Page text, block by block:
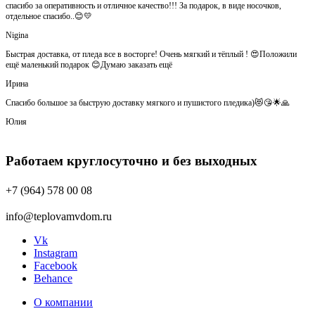
спасибо за оперативность и отличное качество!!! За подарок, в виде носочков,
отдельное спасибо..😊💛
Nigina
Быстрая доставка, от пледа все в восторге! Очень мягкий и тёплый ! 😍Положили
ещё маленький подарок 😊Думаю заказать ещё
Ирина
Спасибо большое за быструю доставку мягкого и пушистого пледика)😻😘🌟🙏
Юлия
Работаем круглосуточно и без выходных
+7 (964) 578 00 08
info@teplovamvdom.ru
Vk
Instagram
Facebook
Behance
О компании